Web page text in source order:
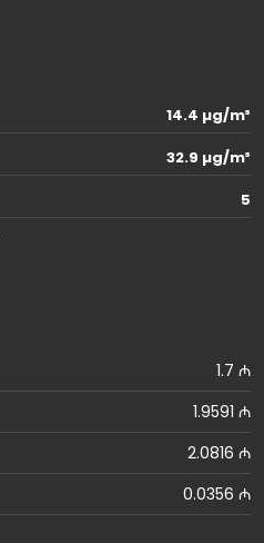
14.4 µg/m³
32.9 µg/m³
5
1.7 ₼
1.9591 ₼
2.0816 ₼
0.0356 ₼